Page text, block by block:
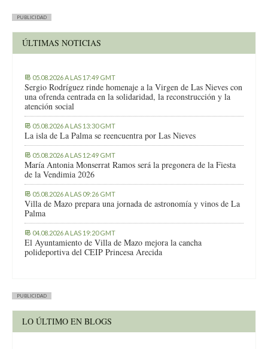
PUBLICIDAD
ÚLTIMAS NOTICIAS
05.08.2026 A LAS 17:49 GMT
Sergio Rodríguez rinde homenaje a la Virgen de Las Nieves con
una ofrenda centrada en la solidaridad, la reconstrucción y la
atención social
05.08.2026 A LAS 13:30 GMT
La isla de La Palma se reencuentra por Las Nieves
05.08.2026 A LAS 12:49 GMT
María Antonia Monserrat Ramos será la pregonera de la Fiesta
de la Vendimia 2026
05.08.2026 A LAS 09:26 GMT
Villa de Mazo prepara una jornada de astronomía y vinos de La
Palma
04.08.2026 A LAS 19:20 GMT
El Ayuntamiento de Villa de Mazo mejora la cancha
polideportiva del CEIP Princesa Arecida
PUBLICIDAD
LO ÚLTIMO EN BLOGS